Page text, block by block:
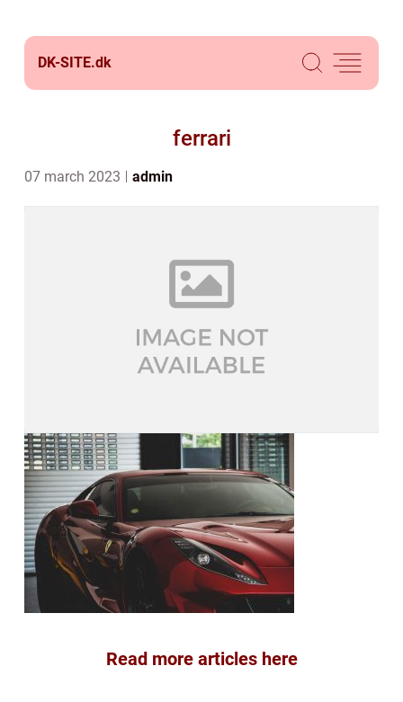
DK-SITE.dk
ferrari
07 march 2023 admin
Read more articles here